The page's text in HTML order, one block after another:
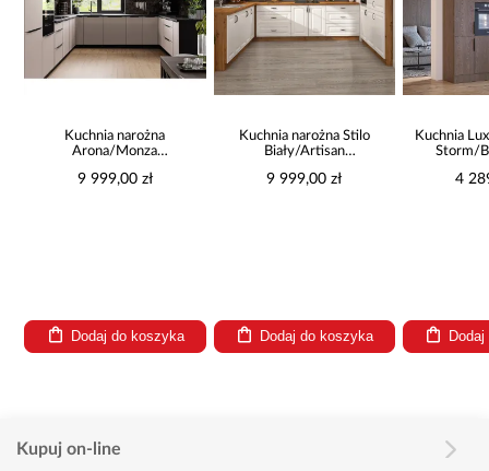
Kuchnia narożna
Arona/Monza
9 999,00 zł
Dodaj do koszyka
Kuchnia narożna Stilo
Biały/Artisan
9 999,00 zł
Dodaj do koszyka
Kuchnia
Storm/
4
Kupuj on-line